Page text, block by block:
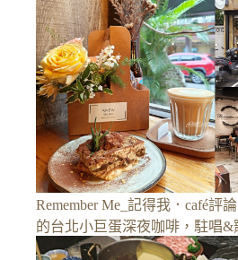
Remember Me_記得我．café評
的台北小巨蛋深夜咖啡，駐唱&